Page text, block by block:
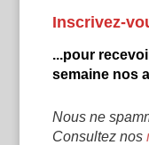
Inscrivez-
...pour
semaine nos
Nous ne
Consultez nos